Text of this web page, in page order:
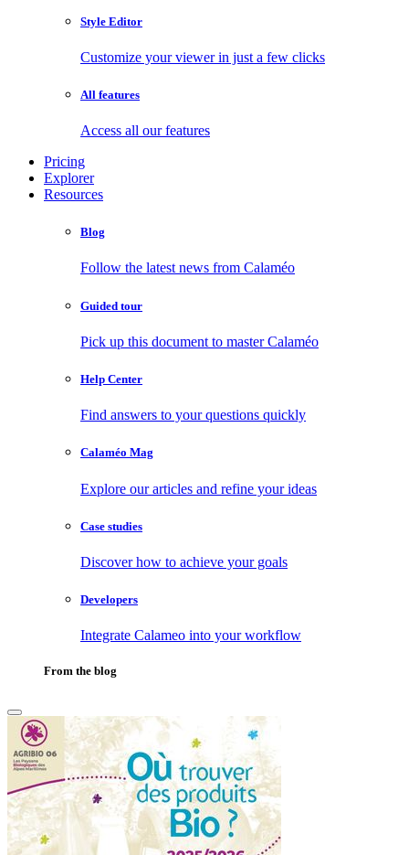
Style Editor
Customize your viewer in just a few clicks
All features
Access all our features
Pricing
Explorer
Resources
Blog
Follow the latest news from Calaméo
Guided tour
Pick up this document to master Calaméo
Help Center
Find answers to your questions quickly
Calaméo Mag
Explore our articles and refine your ideas
Case studies
Discover how to achieve your goals
Developers
Integrate Calameo into your workflow
From the blog